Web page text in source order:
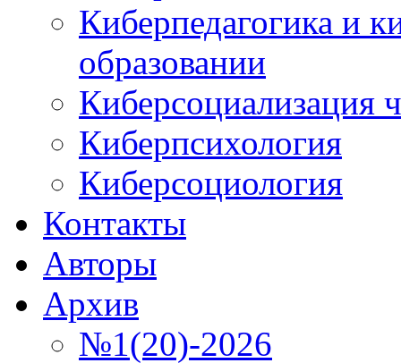
Киберпедагогика и
образовании
Киберсоциализация
Киберпсихология
Киберсоциология
Контакты
Авторы
Архив
№1(20)-2026